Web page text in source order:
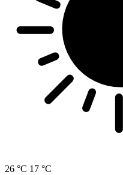
26 °C 17 °C